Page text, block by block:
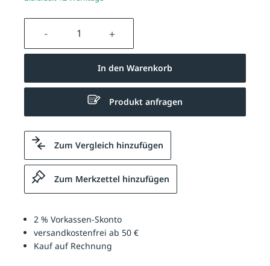
Produkt Anzahl: Gib den
In den Warenkorb
Produkt anfragen
Zum Vergleich hinzufügen
Zum Merkzettel hinzufügen
2 % Vorkassen-Skonto
versandkostenfrei ab 50 €
Kauf auf Rechnung